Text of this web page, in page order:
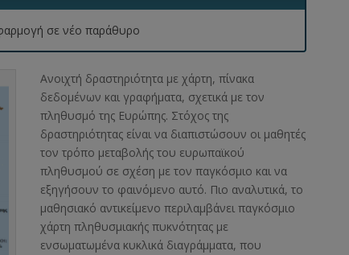
σε νέο παράθυρο
Ανοιχτή δραστηριότητα με χάρτη, πίνακα
δεδομένων και γραφήματα, σχετικά με τον
πληθυσμό της Ευρώπης. Στόχος της
δραστηριότητας είναι να διαπιστώσουν οι μαθητές
τον τρόπο μεταβολής του ευρωπαϊκού
πληθυσμού σε σχέση με τον παγκόσμιο και να
εξηγήσουν το φαινόμενο αυτό. Πιο αναλυτικά, το
μαθησιακό αντικείμενο περιλαμβάνει παγκόσμιο
χάρτη πληθυσμιακής πυκνότητας με
ενσωματωμένα κυκλικά διαγράμματα, που